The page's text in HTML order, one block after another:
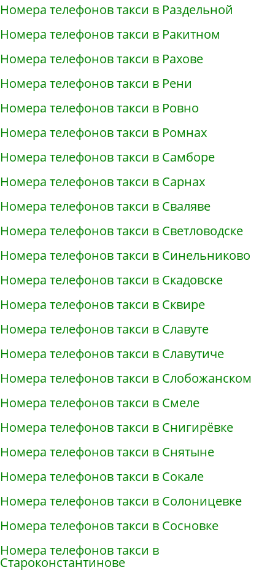
Номера телефонов такси в Раздельной
Номера телефонов такси в Ракитном
Номера телефонов такси в Рахове
Номера телефонов такси в Рени
Номера телефонов такси в Ровно
Номера телефонов такси в Ромнах
Номера телефонов такси в Самборе
Номера телефонов такси в Сарнах
Номера телефонов такси в Сваляве
Номера телефонов такси в Светловодске
Номера телефонов такси в Синельниково
Номера телефонов такси в Скадовске
Номера телефонов такси в Сквире
Номера телефонов такси в Славуте
Номера телефонов такси в Славутиче
Номера телефонов такси в Слобожанском
Номера телефонов такси в Смеле
Номера телефонов такси в Снигирёвке
Номера телефонов такси в Снятыне
Номера телефонов такси в Сокале
Номера телефонов такси в Солоницевке
Номера телефонов такси в Сосновке
Номера телефонов такси в
Староконстантинове